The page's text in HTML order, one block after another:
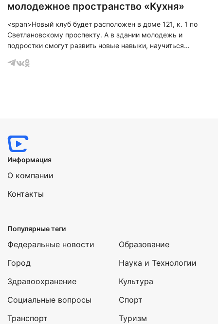
молодежное пространство «Кухня»
<span>Новый клуб будет расположен в доме 121, к. 1 по
Светлановскому проспекту. А в здании молодежь и
подростки смогут развить новые навыки, научиться
Информация
О компании
Контакты
Популярные теги
Федеральные новости
Город
Здравоохранение
Социальные вопросы
Транспорт
Образование
Наука и Технологии
Культура
Спорт
Туризм